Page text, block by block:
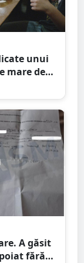
unui
mare de
A găsit
fără